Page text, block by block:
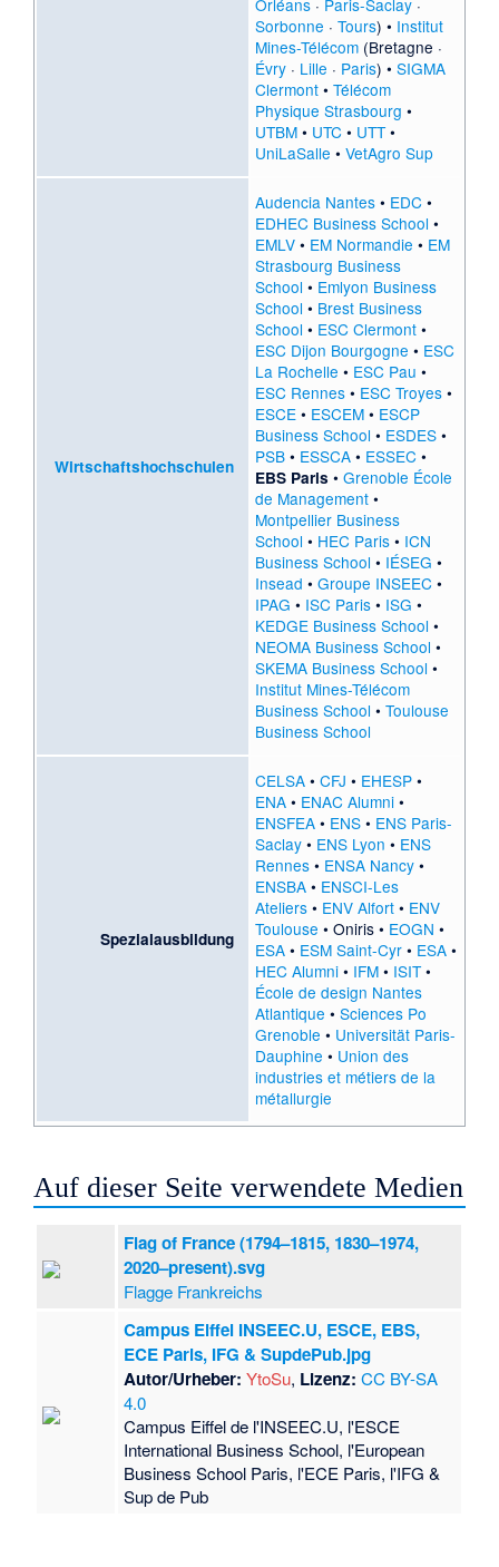
Orléans· Paris-Saclay·
Sorbonne · Tours) • Institut
Mines-Télécom(Bretagne ·
Évry· Lille · Paris) • SIGMA
Clermont• Télécom
Physique Strasbourg •
UTBM• UTC• UTT•
UniLaSalle • VetAgro Sup
Wirtschaftshochschulen
Audencia Nantes• EDC•
EDHEC Business School •
EMLV• EM Normandie • EM
Strasbourg Business
School • Emlyon Business
School • Brest Business
School • ESC Clermont•
ESC Dijon Bourgogne • ESC
La Rochelle • ESC Pau •
ESC Rennes• ESC Troyes•
ESCE• ESCEM• ESCP
Business School • ESDES•
PSB• ESSCA• ESSEC•
EBS Paris • Grenoble École
de Management•
Montpellier Business
School • HEC Paris• ICN
Business School • IÉSEG •
Insead • Groupe INSEEC•
IPAG • ISC Paris• ISG •
KEDGE Business School •
NEOMA Business School •
SKEMA Business School •
Institut Mines-Télécom
Business School • Toulouse
Business School
Spezialausbildung
CELSA• CFJ • EHESP•
ENA• ENAC Alumni•
ENSFEA• ENS• ENS Paris-
Saclay• ENS Lyon • ENS
Rennes• ENSA Nancy•
ENSBA• ENSCI-Les
Ateliers• ENV Alfort• ENV
Toulouse • Oniris• EOGN •
ESA• ESM Saint-Cyr• ESA•
HEC Alumni• IFM• ISIT•
École de design Nantes
Atlantique • Sciences Po
Grenoble • Universität Paris-
Dauphine • Union des
industries et métiers de la
métallurgie
Auf dieser Seite verwendete Medien
Flag of France (1794–1815, 1830–1974,
2020–present).svg
Flagge Frankreichs
Campus Eiffel INSEEC.U, ESCE, EBS,
ECE Paris, IFG & SupdePub.jpg
Autor/Urheber: YtoSu, Lizenz: CC BY-SA
4.0
Campus Eiffel de l'INSEEC.U, l'ESCE
International Business School, l'European
Business School Paris, l'ECE Paris, l'IFG &
Sup de Pub